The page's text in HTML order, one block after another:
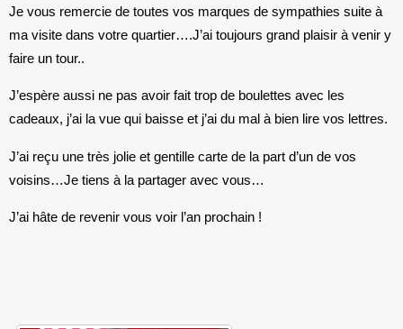
Je vous remercie de toutes vos marques de sympathies suite à
ma visite dans votre quartier….J’ai toujours grand plaisir à venir y
faire un tour..
J’espère aussi ne pas avoir fait trop de boulettes avec les
cadeaux, j’ai la vue qui baisse et j’ai du mal à bien lire vos lettres.
J’ai reçu une très jolie et gentille carte de la part d’un de vos
voisins…Je tiens à la partager avec vous…
J’ai hâte de revenir vous voir l’an prochain !